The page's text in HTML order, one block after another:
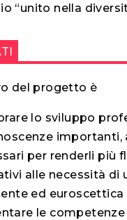
“unito nella
del progetto è
lo sviluppo
per renderli più
alle necessità di
ed euroscettica
le